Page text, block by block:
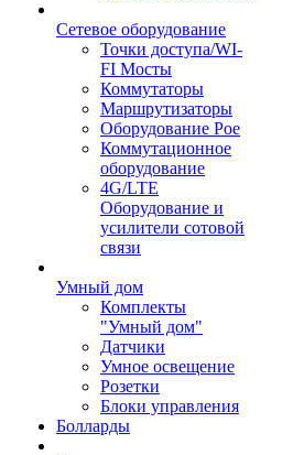
Сетевое оборудование
Точки доступа/WI-
FI Мосты
Коммутаторы
Маршрутизаторы
Оборудование Poe
Коммутационное
оборудование
4G/LTE
Оборудование и
усилители сотовой
связи
Умный дом
Комплекты
"Умный дом"
Датчики
Умное освещение
Розетки
Блоки управления
Болларды